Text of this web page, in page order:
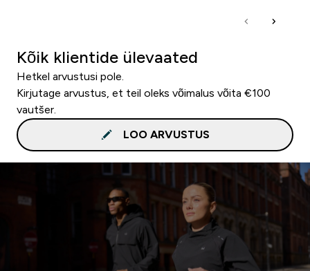
Kõik klientide ülevaated
Hetkel arvustusi pole.
Kirjutage arvustus, et teil oleks võimalus võita €100
vautšer.
LOO ARVUSTUS